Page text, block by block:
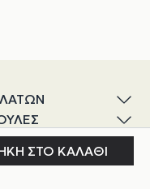
ΜΟΥ